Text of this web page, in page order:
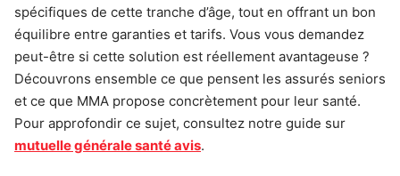
spécifiques de cette tranche d’âge, tout en offrant un bon
équilibre entre garanties et tarifs. Vous vous demandez
peut-être si cette solution est réellement avantageuse ?
Découvrons ensemble ce que pensent les assurés seniors
et ce que MMA propose concrètement pour leur santé.
Pour approfondir ce sujet, consultez notre guide sur
mutuelle générale santé avis.